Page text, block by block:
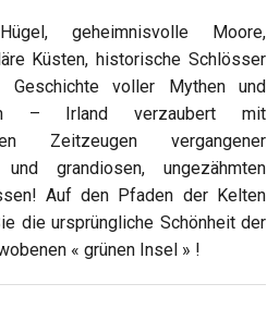
geheimnisvolle Moore,
Küsten, historische Schlösser
Geschichte voller Mythen und
– Irland verzaubert mit
Zeitzeugen vergangener
und grandiosen, ungezähmten
Auf den Pfaden der Kelten
die ursprüngliche Schönheit der
« grünen Insel » !